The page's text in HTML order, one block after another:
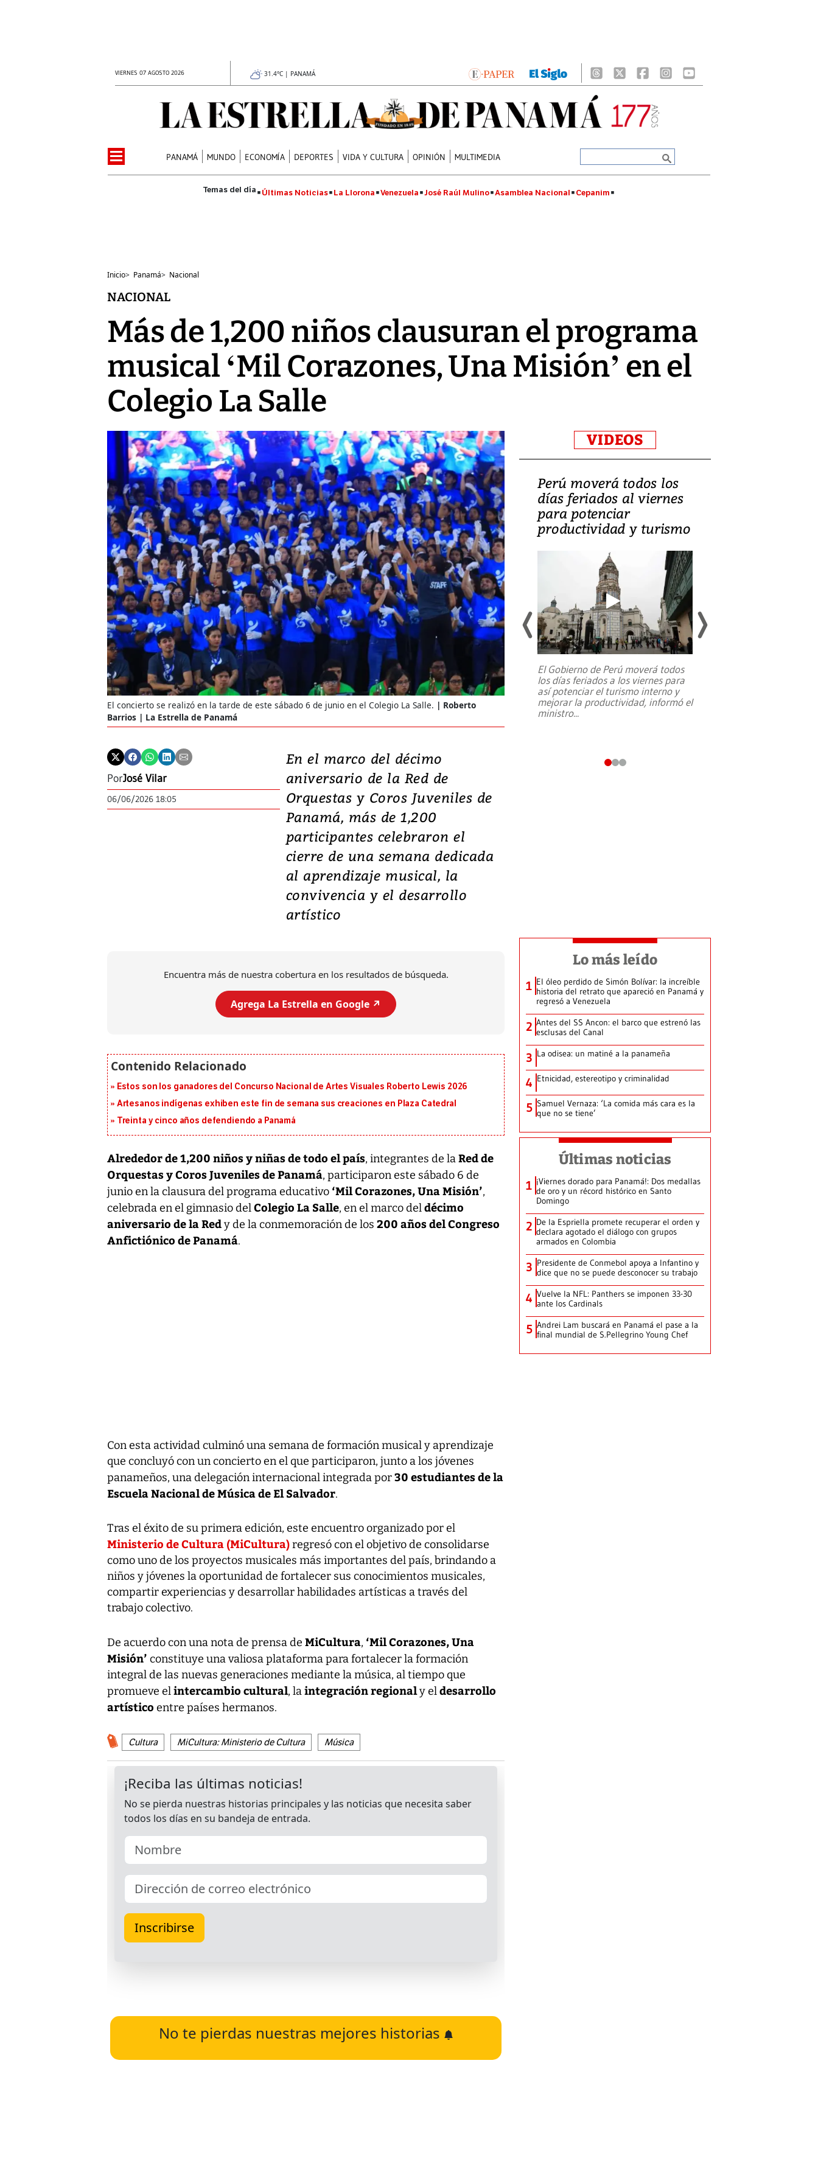
VIERNES 07 AGOSTO 2026 31.4°C | PANAMÁ
PANAMÁ MUNDO ECONOMÍA DEPORTES VIDA Y CULTURA OPINIÓN MULTIMEDIA
Últimas Noticias La Llorona Venezuela José Raúl Mulino Asamblea Nacional Cepanim
Inicio> Panamá> Nacional
NACIONAL
Más de 1,200 niños clausuran el programa
musical ‘Mil Corazones, Una Misión’ en el
Colegio La Salle
El concierto se realizó en la tarde de este sábado 6 de junio en el Colegio La Salle.
Roberto
Barrios | La Estrella de Panamá
PorJosé Vilar
06/06/2026 18:05
En el marco del décimo
aniversario de la Red de
Orquestas y Coros Juveniles de
Panamá, más de 1,200
participantes celebraron el
cierre de una semana dedicada
al aprendizaje musical, la
convivencia y el desarrollo
artístico
Encuentra más de nuestra cobertura en los resultados de búsqueda.
Agrega La Estrella en Google ↗️
Estos son los ganadores del Concurso Nacional de Artes Visuales Roberto Lewis 2026
Artesanos indígenas exhiben este fin de semana sus creaciones en Plaza Catedral
Treinta y cinco años defendiendo a Panamá
Alrededor de 1,200 niños y niñas de todo el país, integrantes de laRed de
Orquestas y Coros Juveniles de Panamá, participaron este sábado 6 de
junio en la clausura del programa educativo ‘Mil Corazones, Una Misión’,
celebrada en el gimnasio delColegio La Salle, en el marco deldécimo
aniversario de la Redy de la conmemoración de los 200 años del Congreso
Anfictiónico de Panamá.
Con esta actividad culminó una semana de formación musical y aprendizaje
que concluyó con un concierto en el que participaron, junto a los jóvenes
panameños, una delegación internacional integrada por30 estudiantes de la
Escuela Nacional de Música de El Salvador.
Tras el éxito de su primera edición, este encuentro organizado por el
Ministerio de Cultura (MiCultura)regresó con el objetivo de consolidarse
como uno de los proyectos musicales más importantes del país, brindando a
niños y jóvenes la oportunidad de fortalecer sus conocimientos musicales,
compartir experiencias y desarrollar habilidades artísticas a través del
trabajo colectivo.
De acuerdo con una nota de prensa de MiCultura, ‘Mil Corazones, Una
Misión’ constituye una valiosa plataforma para fortalecer la formación
integral de las nuevas generaciones mediante la música, al tiempo que
promueve elintercambio cultural, laintegración regionaly eldesarrollo
artístico entre países hermanos.
Cultura MiCultura: Ministerio de Cultura Música
No te pierdas nuestras mejores historias
VIDEOS
Video: Lula lanza su
candidatura con
promesas de inversión
en defensa, educación y
tierras raras
Entre recuerdos y escuetas
referencias hacia sus adversarios, el
presidente de Brasil, Luiz Inácio Lula
candidatura...
Perú moverá todos los
días feriados al viernes
para potenciar
productividad y turismo
El Gobierno de Perú moverá todos
los días feriados a los viernes para
así potenciar el turismo interno y
mejorar la productividad, informó el
ministro...
Lo más leído
1 El óleo perdido de Simón Bolívar: la increíble
historia del retrato que apareció en Panamá y
regresó a Venezuela
2 Antes del SS Ancon: el barco que estrenó las
esclusas del Canal
3 La odisea: un matiné a la panameña
4 Etnicidad, estereotipo y criminalidad
5 Samuel Vernaza: ‘La comida más cara es la
que no se tiene’
Últimas noticias
1 ¡Viernes dorado para Panamá!: Dos medallas
de oro y un récord histórico en Santo
Domingo
2 De la Espriella promete recuperar el orden y
declara agotado el diálogo con grupos
armados en Colombia
3 Presidente de Conmebol apoya a Infantino y
dice que no se puede desconocer su trabajo
4 Vuelve la NFL: Panthers se imponen 33-30
ante los Cardinals
5 Andrei Lam buscará en Panamá el pase a la
final mundial de S.Pellegrino Young Chef